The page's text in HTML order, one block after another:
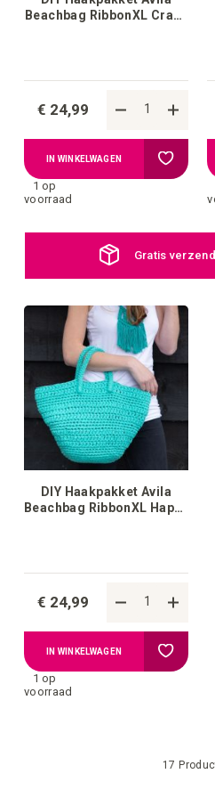
Beachbag RibbonXL Crazy
€ 24,99
1 op
voorraad
IN WINKELWAGEN Voeg
Gratis
DIY Haakpakket Avila
Beachbag RibbonXL Happy
€ 24,99
1 op
voorraad
IN WINKELWAGEN Voeg
17